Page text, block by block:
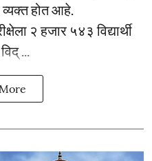
व्यक्त होत आहे.
२ हजार ५४३ विद्यार्थी
...